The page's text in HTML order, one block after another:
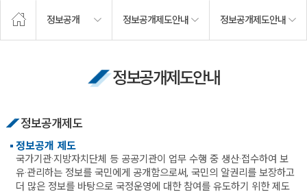
정보공개 정보공개제도안내 정보공개제도안내
정보공개제도안내
정보공개제도
정보공개 제도
국가기관·지방자치단체 등 공공기관이 업무 수행 중 생산·접수하여 보
유·관리하는 정보를 국민에게 공개함으로써, 국민의 알권리를 보장하고
더 많은 정보를 바탕으로 국정운영에 대한 참여를 유도하기 위한 제도